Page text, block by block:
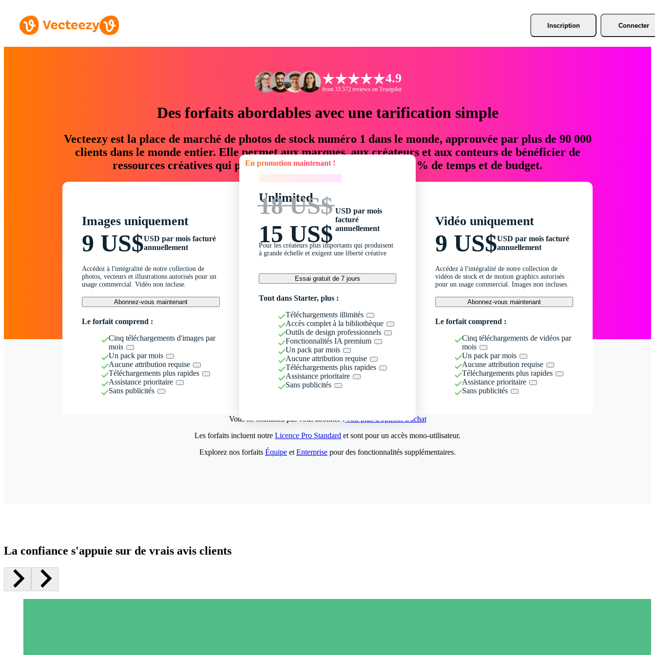
Inscription Connecter
4.9
from 33 572 reviews on Trustpilot
Des forfaits abordables avec une tarification simple
Vecteezy est la place de marché de photos de stock numéro 1 dans le monde, approuvée par plus de 90 000
clients dans le monde entier. Elle permet aux marques, aux créateurs et aux conteurs de bénéficier de
ressources créatives qui permettent d'économiser jusqu'à 76 % de temps et de budget.
Images uniquement
9 US$USD par mois facturé
annuellement
Accédez à l'intégralité de notre collection de
photos, vecteurs et illustrations autorisés pour un
usage commercial. Vidéo non incluse.
Abonnez-vous maintenant
Le forfait comprend :
Cinq téléchargements d'images par
mois
Un pack par mois
Aucune attribution requise
Téléchargements plus rapides
Assistance prioritaire
Sans publicités
En promotion maintenant !
Unlimited
18 US$
15 US$
USD par mois
facturé
annuellement
Pour les créateurs plus importants qui produisent
à grande échelle et exigent une liberté créative
Essai gratuit de 7 jours
Tout dans Starter, plus :
Téléchargements illimités
Accès complet à la bibliothèque
Outils de design professionnels
Fonctionnalités IA premium
Un pack par mois
Aucune attribution requise
Téléchargements plus rapides
Assistance prioritaire
Sans publicités
Vidéo uniquement
9 US$USD par mois facturé
annuellement
Accédez à l'intégralité de notre collection de
vidéos de stock et de motion graphics autorisés
pour un usage commercial. Images non incluses.
Abonnez-vous maintenant
Le forfait comprend :
Cinq téléchargements de vidéos par
mois
Un pack par mois
Aucune attribution requise
Téléchargements plus rapides
Assistance prioritaire
Sans publicités
Vous ne souhaitez pas vous abonner ?Voir plus d'options d'achat
Les forfaits incluent notre Licence Pro Standard et sont pour un accès mono-utilisateur.
Explorez nos forfaits Équipe et Enterprise pour des fonctionnalités supplémentaires.
La confiance s'appuie sur de vrais avis clients